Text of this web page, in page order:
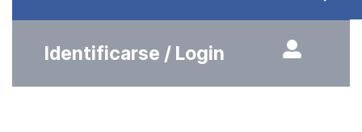
Identificarse / Login